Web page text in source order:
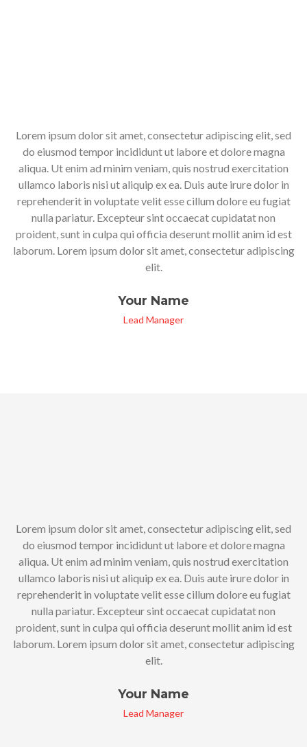
Lorem ipsum dolor sit amet, consectetur adipiscing elit, sed
do eiusmod tempor incididunt ut labore et dolore magna
aliqua. Ut enim ad minim veniam, quis nostrud exercitation
ullamco laboris nisi ut aliquip ex ea. Duis aute irure dolor in
reprehenderit in voluptate velit esse cillum dolore eu fugiat
nulla pariatur. Excepteur sint occaecat cupidatat non
proident, sunt in culpa qui officia deserunt mollit anim id est
laborum. Lorem ipsum dolor sit amet, consectetur adipiscing
elit.
Your Name
Lead Manager
Lorem ipsum dolor sit amet, consectetur adipiscing elit, sed
do eiusmod tempor incididunt ut labore et dolore magna
aliqua. Ut enim ad minim veniam, quis nostrud exercitation
ullamco laboris nisi ut aliquip ex ea. Duis aute irure dolor in
reprehenderit in voluptate velit esse cillum dolore eu fugiat
nulla pariatur. Excepteur sint occaecat cupidatat non
proident, sunt in culpa qui officia deserunt mollit anim id est
laborum. Lorem ipsum dolor sit amet, consectetur adipiscing
elit.
Your Name
Lead Manager